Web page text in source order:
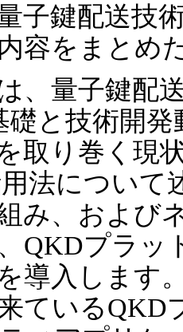
子鍵配送技
容をまとめ
、量子鍵配
礎と技術開
取り巻く現
法について
み、および
QKDプラッ
導入します
ているQKD